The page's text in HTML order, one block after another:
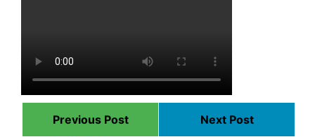
Previous Post
Next Post